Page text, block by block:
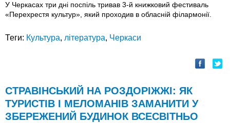
У Черкасах три дні поспіль тривав 3-й книжковий фестиваль
«Перехрестя культур», який проходив в обласній філармонії.
Теги: Культура, література, Черкаси
СТРАВІНСЬКИЙ НА РОЗДОРІЖЖІ: ЯК
ТУРИСТІВ І МЕЛОМАНІВ ЗАМАНИТИ У
ЗБЕРЕЖЕНИЙ БУДИНОК ВСЕСВІТНЬО